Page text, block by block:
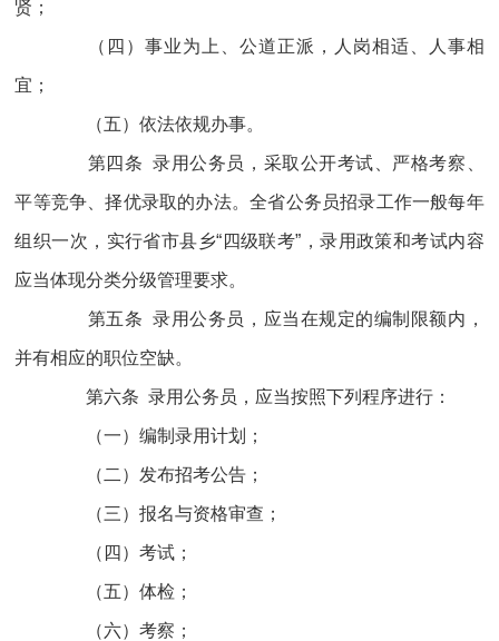
贤；
（四）事业为上、公道正派，人岗相适、人事相
宜；
（五）依法依规办事。
第四条 录用公务员，采取公开考试、严格考察、
平等竞争、择优录取的办法。全省公务员招录工作一般每年
组织一次，实行省市县乡“四级联考”，录用政策和考试内容
应当体现分类分级管理要求。
第五条 录用公务员，应当在规定的编制限额内，
并有相应的职位空缺。
第六条 录用公务员，应当按照下列程序进行：
（一）编制录用计划；
（二）发布招考公告；
（三）报名与资格审查；
（四）考试；
（五）体检；
（六）考察；